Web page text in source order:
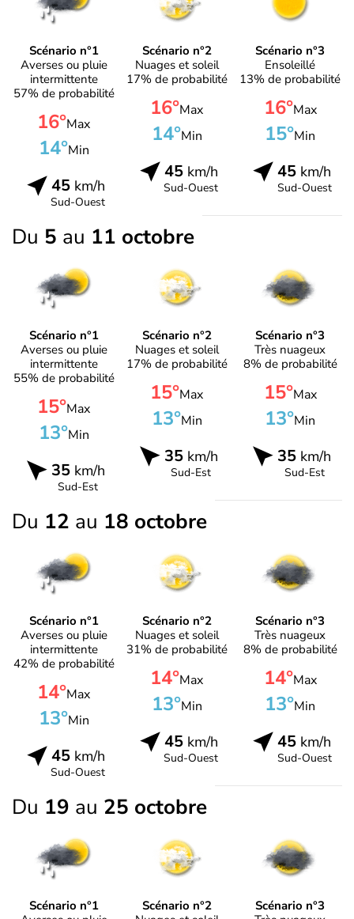
Scénario n°1
Averses ou pluie
intermittente
57% de probabilité
16°Max
14°Min
45km/h
Sud-Ouest
Scénario n°2
Nuages et soleil
17% de probabilité
16°Max
14°Min
45km/h
Sud-Ouest
Scénario n°3
Ensoleillé
13% de probabilité
16°Max
15°Min
45 km/h
Sud-Ouest
Du 5 au 11 octobre
Scénario n°1
Averses ou pluie
intermittente
55% de probabilité
15°Max
13°Min
35km/h
Sud-Est
Scénario n°2
Nuages et soleil
17% de probabilité
15°Max
13°Min
35km/h
Sud-Est
Scénario n°3
Très nuageux
8% de probabilité
15°Max
13°Min
35 km/h
Sud-Est
Du 12 au 18 octobre
Scénario n°1
Averses ou pluie
intermittente
42% de probabilité
14°Max
13°Min
45km/h
Sud-Ouest
Scénario n°2
Nuages et soleil
31% de probabilité
14°Max
13°Min
45km/h
Sud-Ouest
Scénario n°3
Très nuageux
8% de probabilité
14°Max
13°Min
45 km/h
Sud-Ouest
Du 19 au 25 octobre
Scénario n°1
Scénario n°2
Scénario n°3